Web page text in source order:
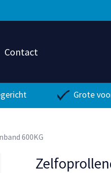
Contact
Grote
600KG